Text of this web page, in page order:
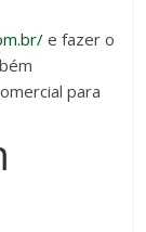
e fazer o
para